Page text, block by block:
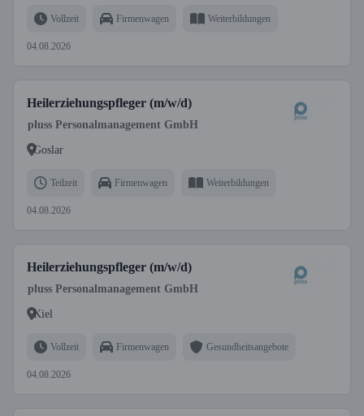
Vollzeit Firmenwagen Weiterbildungen
04.08.2026
Heilerziehungspfleger (m/w/d)
pluss Personalmanagement GmbH
Goslar
Teilzeit Firmenwagen Weiterbildungen
04.08.2026
Heilerziehungspfleger (m/w/d)
pluss Personalmanagement GmbH
Kiel
Vollzeit Firmenwagen Gesundheitsangebote
04.08.2026